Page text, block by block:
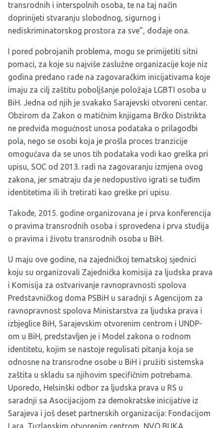
transrodnih i interspolnih osoba, te na taj način
doprinijeti stvaranju slobodnog, sigurnog i
nediskriminatorskog prostora za sve”, dodaje ona.
I pored pobrojanih problema, mogu se primijetiti sitni
pomaci, za koje su najviše zaslužne organizacije koje niz
godina predano rade na zagovaračkim inicijativama koje
imaju za cilj zaštitu poboljšanje položaja LGBTI osoba u
BiH. Jedna od njih je svakako Sarajevski otvoreni centar.
Obzirom da Zakon o matičnim knjigama Brčko Distrikta
ne predviđa mogućnost unosa podataka o prilagodbi
pola, nego se osobi koja je prošla proces tranzicije
omogućava da se unos tih podataka vodi kao greška pri
upisu, SOC od 2013. radi na zagovaranju izmjena ovog
zakona, jer smatraju da je nedopustivo igrati se tuđim
identitetima ili ih tretirati kao greške pri upisu.
Takođe, 2015. godine organizovana je i prva konferencija
o pravima transrodnih osoba i sprovedena i prva studija
o pravima i životu transrodnih osoba u BiH.
U maju ove godine, na zajedničkoj tematskoj sjednici
koju su organizovali Zajednička komisija za ljudska prava
i Komisija za ostvarivanje ravnopravnosti spolova
Predstavničkog doma PSBiH u saradnji s Agencijom za
ravnopravnost spolova Ministarstva za ljudska prava i
izbjeglice BiH, Sarajevskim otvorenim centrom i UNDP-
om u BiH, predstavljen je i Model zakona o rodnom
identitetu, kojim se nastoje regulisati pitanja koja se
odnosne na transrodne osobe u BiH i pružiti sistemska
zaštita u skladu sa njihovim specifičnim potrebama.
Uporedo, Helsinški odbor za ljudska prava u RS u
saradnji sa Asocijacijom za demokratske inicijative iz
Sarajeva i još deset partnerskih organizacija: Fondacijom
Lara, Tuzlanskim otvorenim centrom, NVO BUKA,